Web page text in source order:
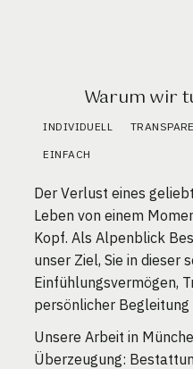
Warum wir
INDIVIDUELL
EINFACH
Der Verlust eines
Leben von einem
Kopf. Als Alpenblick
unser Ziel, Sie in dieser
Einfühlungsvermögen,
persönlicher
Unsere Arbeit in
Überzeugung: